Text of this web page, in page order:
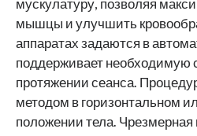
мускулатуру, позволяя
мышцы и улучшить
аппаратах задаются в
поддерживает необходимую
протяжении сеанса.
методом в горизонтальном
положении тела. Чрезмерная